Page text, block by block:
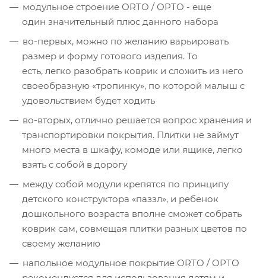
модульное строение ОRTO / ОРТО - еще
один значительный плюс данного набора
во-первых, можно по желанию варьировать
размер и форму готового изделия. То
есть, легко разобрать коврик и сложить из него
своеобразную «тропинку», по которой малыш с
удовольствием будет ходить
во-вторых, отлично решается вопрос хранения и
транспортировки покрытия. Плитки не займут
много места в шкафу, комоде или ящике, легко
взять с собой в дорогу
между собой модули крепятся по принципу
детского конструктора «паззл», и ребенок
дошкольного возраста вполне сможет собрать
коврик сам, совмещая плитки разных цветов по
своему желанию
напольное модульное покрытие ОRTO / ОРТО